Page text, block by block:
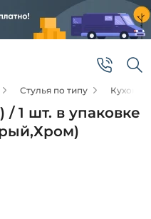
Стулья по типу
/ 1 шт. в упаковке